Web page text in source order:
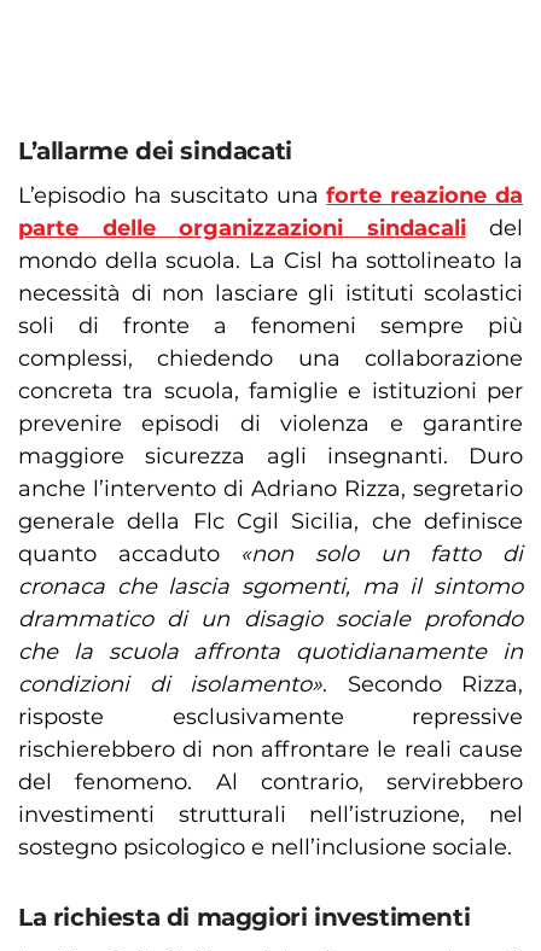
L’allarme dei sindacati
L’episodio ha suscitato unaforte reazione da
parte delle organizzazioni sindacalidel
mondo della scuola. La Cisl ha sottolineato la
necessità di non lasciare gli istituti scolastici
soli di fronte a fenomeni sempre più
complessi, chiedendo una collaborazione
concreta tra scuola, famiglie e istituzioni per
prevenire episodi di violenza e garantire
maggiore sicurezza agli insegnanti. Duro
anche l’intervento di Adriano Rizza, segretario
generale della Flc Cgil Sicilia, che definisce
quanto accaduto «non solo un fatto di
cronaca che lascia sgomenti, ma il sintomo
drammatico di un disagio sociale profondo
che la scuola affronta quotidianamente in
condizioni di isolamento». Secondo Rizza,
risposte esclusivamente repressive
rischierebbero di non affrontare le reali cause
del fenomeno. Al contrario, servirebbero
investimenti strutturali nell’istruzione, nel
sostegno psicologico e nell’inclusione sociale.
La richiesta di maggiori investimenti